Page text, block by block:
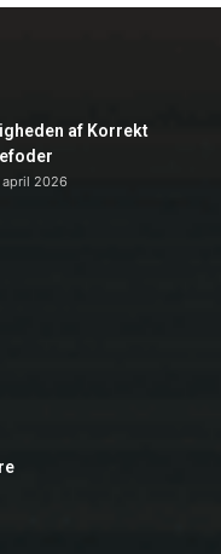
af Korrekt
april 2026